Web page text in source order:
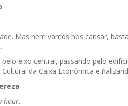
Mas nem vamos nos cansar,
eixo central, passando pelo
da Caixa Econômica e
hour.